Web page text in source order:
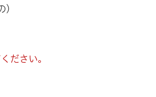
）
ださい。